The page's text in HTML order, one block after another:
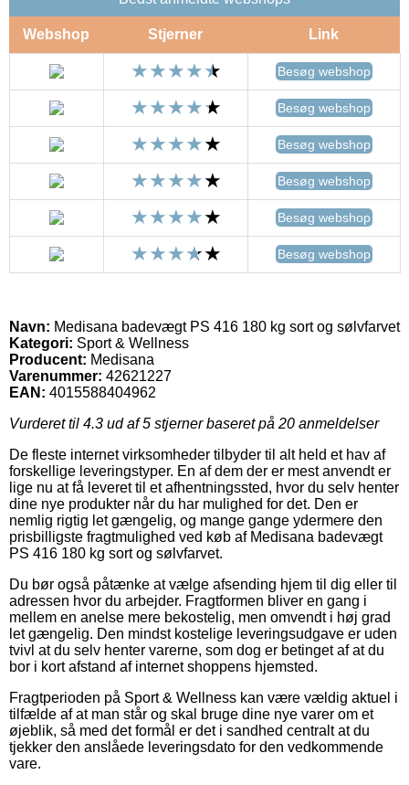
Webshop Stjerner Link
Besøg webshop
Besøg webshop
Besøg webshop
Besøg webshop
Besøg webshop
Besøg webshop
Navn: Medisana badevægt PS 416 180 kg sort og sølvfarvet
Kategori: Sport & Wellness
Producent: Medisana
Varenummer: 42621227
EAN: 4015588404962
Vurderet til 4.3 ud af 5 stjerner baseret på 20 anmeldelser
De fleste internet virksomheder tilbyder til alt held et hav af
forskellige leveringstyper. En af dem der er mest anvendt er
lige nu at få leveret til et afhentningssted, hvor du selv henter
dine nye produkter når du har mulighed for det. Den er
nemlig rigtig let gængelig, og mange gange ydermere den
prisbilligste fragtmulighed ved køb af Medisana badevægt
PS 416 180 kg sort og sølvfarvet.
Du bør også påtænke at vælge afsending hjem til dig eller til
adressen hvor du arbejder. Fragtformen bliver en gang i
mellem en anelse mere bekostelig, men omvendt i høj grad
let gængelig. Den mindst kostelige leveringsudgave er uden
tvivl at du selv henter varerne, som dog er betinget af at du
bor i kort afstand af internet shoppens hjemsted.
Fragtperioden på Sport & Wellness kan være vældig aktuel i
tilfælde af at man står og skal bruge dine nye varer om et
øjeblik, så med det formål er det i sandhed centralt at du
tjekker den anslåede leveringsdato for den vedkommende
vare.